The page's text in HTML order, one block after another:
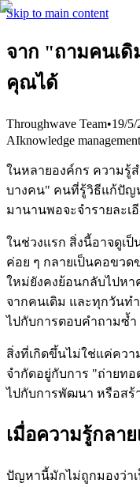
Skip to main content
จาก "ถามคนเ
คุณได้
Throughwave Team•19/5/
AIknowledge management
ในหลายองค์กร ความรู้
บางคน" คนที่รู้วิธีแก้ปัญ
มานานพอจะจำรายละเ
ในช่วงแรก สิ่งนี้อาจดูเป็
ค่อย ๆ กลายเป็นคอขวด
ใหม่ยังคงย้อนกลับไปห
จากคนเดิม และทุกวันท
ไปกับการตอบคำถามซ้ำ
สิ่งที่เกิดขึ้นไม่ใช่แค่คว
จำกัดอยู่กับการ "ถ่ายท
ไปกับการพัฒนา หรือส
เมื่อความรู้กลา
ปัญหานี้มักไม่ถูกมองว่า